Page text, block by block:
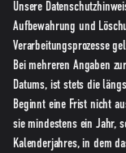
Unsere
Aufbewahrung und
Verarbeitungsprozesse
Bei mehreren Angaben
Datums, ist stets die
Beginnt eine Frist nicht
sie mindestens ein Jahr,
Kalenderjahres, in dem